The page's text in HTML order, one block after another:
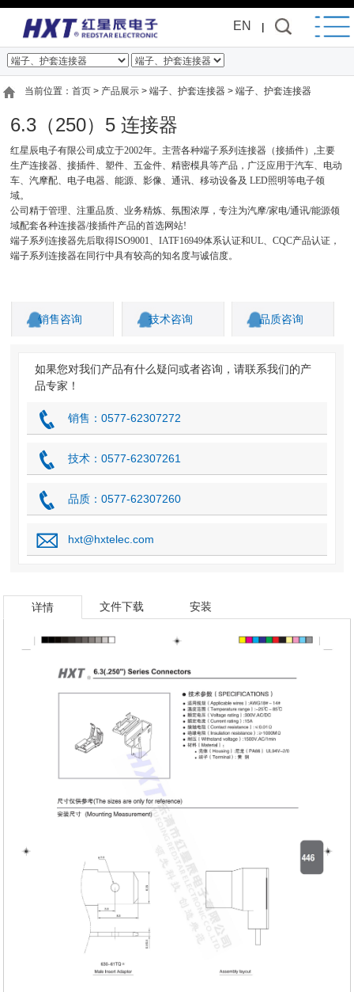
EN |
当前位置：首页 > 产品展示 > 端子、护套连接器 > 端子、护套连接器
6.3（250）5 连接器
红星辰电子有限公司成立于2002年。主营各种端子系列连接器（接插件）,主要
生产连接器、接插件、塑件、五金件、精密模具等产品，广泛应用于汽车、电动
车、汽摩配、电子电器、能源、影像、通讯、移动设备及 LED照明等电子领
域。
公司精于管理、注重品质、业务精炼、氛围浓厚，专注为汽摩/家电/通讯/能源领
域配套各种连接器/接插件产品的首选网站!
端子系列连接器先后取得ISO9001、IATF16949体系认证和UL、CQC产品认证，
端子系列连接器在同行中具有较高的知名度与诚信度。
销售咨询 技术咨询 品质咨询
如果您对我们产品有什么疑问或者咨询，请联系我们的产
品专家！
销售：0577-62307272
技术：0577-62307261
品质：0577-62307260
hxt@hxtelec.com
详情 文件下载 安装